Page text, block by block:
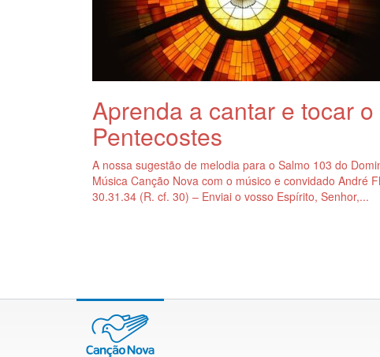
Aprenda a cantar e tocar
Pentecostes
A nossa sugestão de melodia para o Salmo 103 do
Música Canção Nova com o músico e convidado André
30.31.34 (R. cf. 30) – Enviai o vosso Espírito, Senhor,...